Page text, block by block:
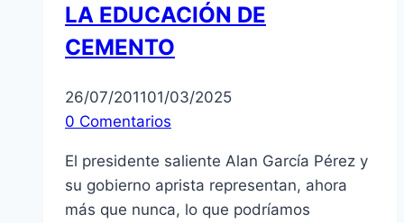
LA EDUCACIÓN DE
CEMENTO
26/07/201101/03/2025
0 Comentarios
El presidente saliente Alan García Pérez y
su gobierno aprista representan, ahora
más que nunca, lo que podríamos